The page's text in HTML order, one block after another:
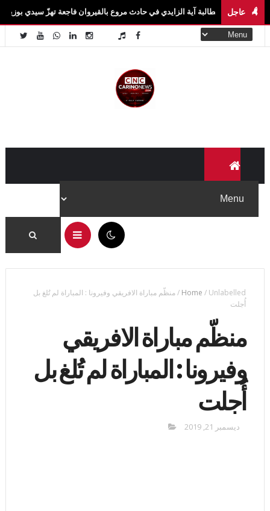
عاجل
آية الزايدي في حادث مروع بالقيروان فاجعة تهزّ سيدي بوزيد.. وفاة الطالبة
✕
تابعنا على منصاتنا لتصلك آخر الأخبار والفيديوهات الحصرية أولاً
بأول.
Home / Unlabelled
/منظّم مباراة الافريقي وفيرونا : المباراة لم تُلغ بل
أُجلت
منظّم مباراة الافريقي
وفيرونا : المباراة لم تُلغ بل
أُجلت
ديسمبر 21, 2019